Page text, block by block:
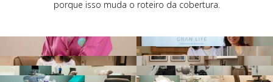
porque isso muda o roteiro da cobertura.